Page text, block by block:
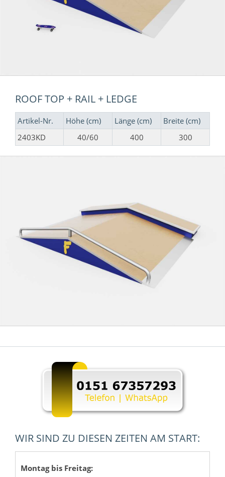
ROOF TOP + RAIL + LEDGE
Artikel-Nr. Höhe (cm) Länge (cm)
Breite (cm)
2403KD
40/60 400 300
WIR SIND ZU DIESEN ZEITEN AM START:
Montag bis Freitag: